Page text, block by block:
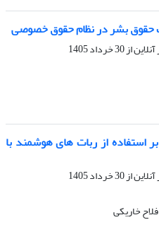
حقوق بشر در نظام حقوق خصوصی
از30 خرداد 1405
از ربات های هوشمند با
از30 خرداد 1405
خاریکی